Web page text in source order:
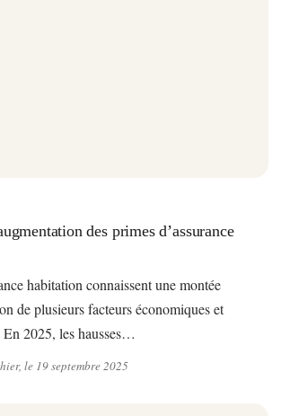
des primes d’assurance
habitation connaissent une montée
de plusieurs facteurs économiques et
2025, les hausses…
le 19 septembre 2025